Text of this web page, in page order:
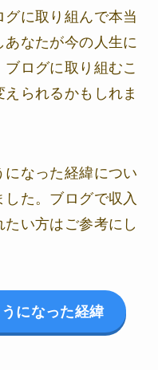
に取り組んで本当
なたが今の人生に
ログに取り組むこ
られるかもしれま
なった経緯につい
た。ブログで収入
い方はご参考にし
になった経緯